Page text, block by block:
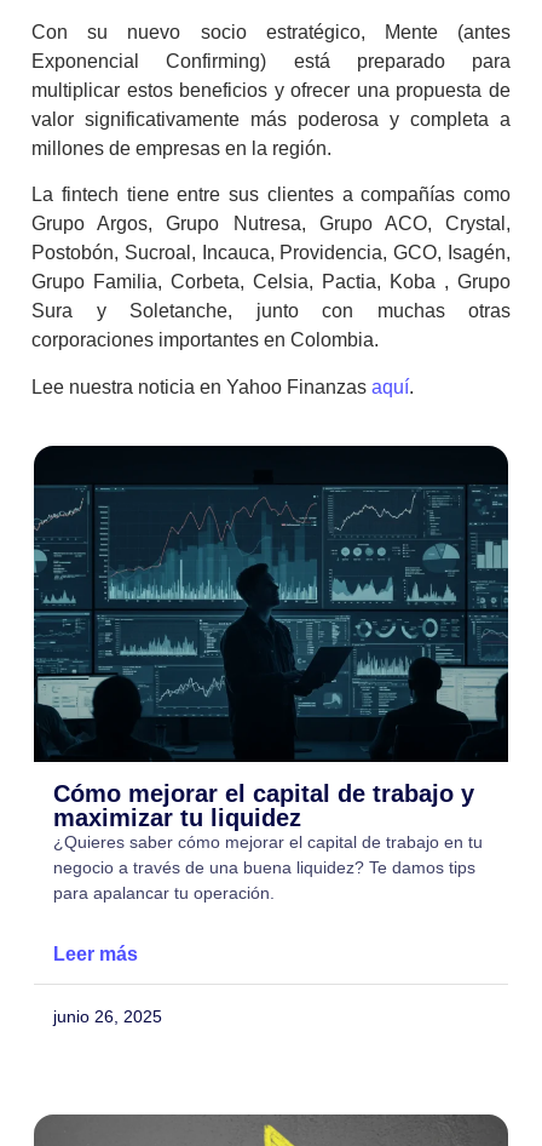
Cómo mejorar el capital de trabajo y
maximizar tu liquidez
¿Quieres saber cómo mejorar el capital de trabajo en tu
negocio a través de una buena liquidez? Te damos tips
para apalancar tu operación.
Leer más
junio 26, 2025
Con su nuevo socio estratégico, Mente (antes
Exponencial Confirming) está preparado para
multiplicar estos beneficios y ofrecer una propuesta de
valor significativamente más poderosa y completa a
millones de empresas en la región.
La fintech tiene entre sus clientes a compañías como
Grupo Argos, Grupo Nutresa, Grupo ACO, Crystal,
Postobón, Sucroal, Incauca, Providencia, GCO, Isagén,
Grupo Familia, Corbeta, Celsia, Pactia, Koba , Grupo
Sura y Soletanche, junto con muchas otras
corporaciones importantes en Colombia.
Lee nuestra noticia en Yahoo Finanzas aquí.